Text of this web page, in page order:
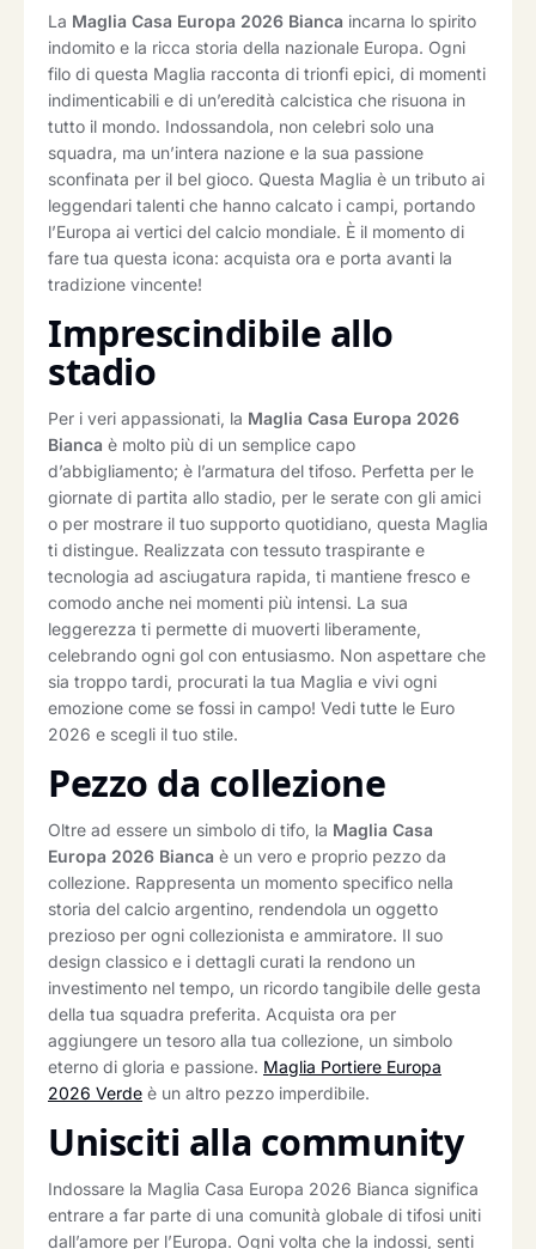
La Maglia Casa Europa 2026 Bianca incarna lo spirito
indomito e la ricca storia della nazionale Europa. Ogni
filo di questa Maglia racconta di trionfi epici, di momenti
indimenticabili e di un’eredità calcistica che risuona in
tutto il mondo. Indossandola, non celebri solo una
squadra, ma un’intera nazione e la sua passione
sconfinata per il bel gioco. Questa Maglia è un tributo ai
leggendari talenti che hanno calcato i campi, portando
l’Europa ai vertici del calcio mondiale. È il momento di
fare tua questa icona: acquista ora e porta avanti la
tradizione vincente!
Imprescindibile allo
stadio
Per i veri appassionati, la Maglia Casa Europa 2026
Bianca è molto più di un semplice capo
d’abbigliamento; è l’armatura del tifoso. Perfetta per le
giornate di partita allo stadio, per le serate con gli amici
o per mostrare il tuo supporto quotidiano, questa Maglia
ti distingue. Realizzata con tessuto traspirante e
tecnologia ad asciugatura rapida, ti mantiene fresco e
comodo anche nei momenti più intensi. La sua
leggerezza ti permette di muoverti liberamente,
celebrando ogni gol con entusiasmo. Non aspettare che
sia troppo tardi, procurati la tua Maglia e vivi ogni
emozione come se fossi in campo! Vedi tutte le Euro
2026 e scegli il tuo stile.
Pezzo da collezione
Oltre ad essere un simbolo di tifo, la Maglia Casa
Europa 2026 Bianca è un vero e proprio pezzo da
collezione. Rappresenta un momento specifico nella
storia del calcio argentino, rendendola un oggetto
prezioso per ogni collezionista e ammiratore. Il suo
design classico e i dettagli curati la rendono un
investimento nel tempo, un ricordo tangibile delle gesta
della tua squadra preferita. Acquista ora per
aggiungere un tesoro alla tua collezione, un simbolo
eterno di gloria e passione. Maglia Portiere Europa
2026 Verde è un altro pezzo imperdibile.
Unisciti alla community
Indossare la Maglia Casa Europa 2026 Bianca significa
entrare a far parte di una comunità globale di tifosi uniti
dall’amore per l’Europa. Ogni volta che la indossi, senti